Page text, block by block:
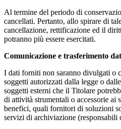
Al termine del periodo di
cancellati. Pertanto, allo spirare di
cancellazione, rettificazione ed il
potranno più essere esercitati.
Comunicazione e trasferimento
I dati forniti non saranno divulgati o
soggetti autorizzati dalla legge o
soggetti esterni che il Titolare
di attività strumentali o accessorie ai
benefici, quali fornitori di soluzioni
servizi di archiviazione (responsabili